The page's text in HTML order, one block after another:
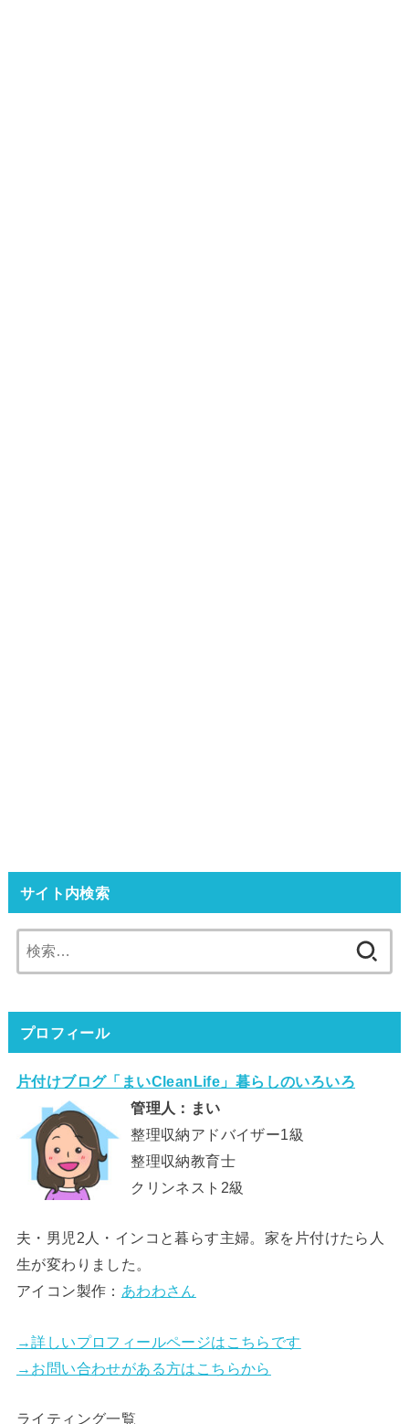
サイト内検索
索:
プロフィール
片付けブログ「まいCleanLife」暮らしのいろいろ
管理人：まい
整理収納アドバイザー1級
整理収納教育士
クリンネスト2級
夫・男児2人・インコと暮らす主婦。家を片付けたら人
生が変わりました。
アイコン製作： あわわさん
→詳しいプロフィールページはこちらです
→お問い合わせがある方はこちらから
ライティング一覧